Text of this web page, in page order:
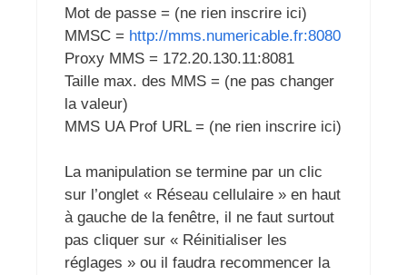
Mot de passe = (ne rien inscrire ici)
MMSC = http://mms.numericable.fr:8080
Proxy MMS = 172.20.130.11:8081
Taille max. des MMS = (ne pas changer
la valeur)
MMS UA Prof URL = (ne rien inscrire ici)
La manipulation se termine par un clic
sur l’onglet « Réseau cellulaire » en haut
à gauche de la fenêtre, il ne faut surtout
pas cliquer sur « Réinitialiser les
réglages » ou il faudra recommencer la